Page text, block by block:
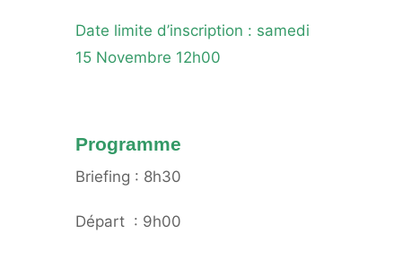
Date limite d’inscription : samedi
15 Novembre 12h00
Programme
Briefing : 8h30
Départ : 9h00